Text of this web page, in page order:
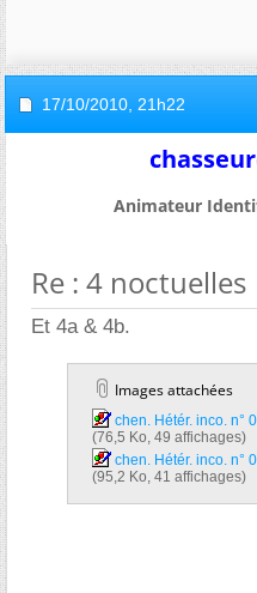
17/10/2010, 21h22
Animateur
Re : 4 noctuelles
Et 4a & 4b.
Images attachées
chen. Hétér. inco. n°
(76,5 Ko, 49 affichages)
chen. Hétér. inco. n°
(95,2 Ko, 41 affichages)